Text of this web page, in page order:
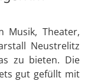
Musik, Theater,
Neustrelitz
zu bieten. Die
gut gefüllt mit